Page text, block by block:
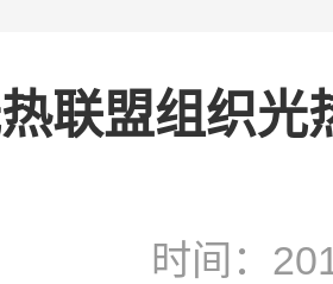
联盟组织
时间：